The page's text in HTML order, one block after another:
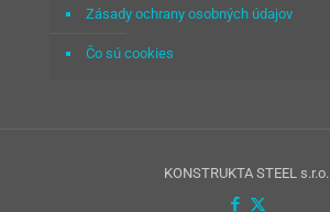
Zásady ochrany osobných údajov
Čo sú cookies
KONSTRUKTA STEEL s.r.o.